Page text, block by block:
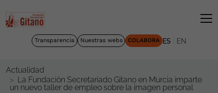
Transparencia Nuestras webs COLABORA ES EN
Actualidad
La Fundación Secretariado Gitano en Murcia imparte
un nuevo taller de empleo sobre la imagen personal